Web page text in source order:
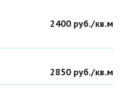
2400 руб./кв.м
2850 руб./кв.м